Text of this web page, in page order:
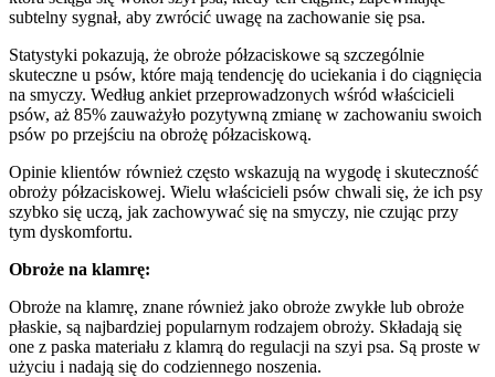
subtelny sygnał, aby zwrócić uwagę na zachowanie się psa.
Statystyki pokazują, że obroże półzaciskowe są szczególnie
skuteczne u psów, które mają tendencję do uciekania i do ciągnięcia
na smyczy. Według ankiet przeprowadzonych wśród właścicieli
psów, aż 85% zauważyło pozytywną zmianę w zachowaniu swoich
psów po przejściu na obrożę półzaciskową.
Opinie klientów również często wskazują na wygodę i skuteczność
obroży półzaciskowej. Wielu właścicieli psów chwali się, że ich psy
szybko się uczą, jak zachowywać się na smyczy, nie czując przy
tym dyskomfortu.
Obroże na klamrę:
Obroże na klamrę, znane również jako obroże zwykłe lub obroże
płaskie, są najbardziej popularnym rodzajem obroży. Składają się
one z paska materiału z klamrą do regulacji na szyi psa. Są proste w
użyciu i nadają się do codziennego noszenia.